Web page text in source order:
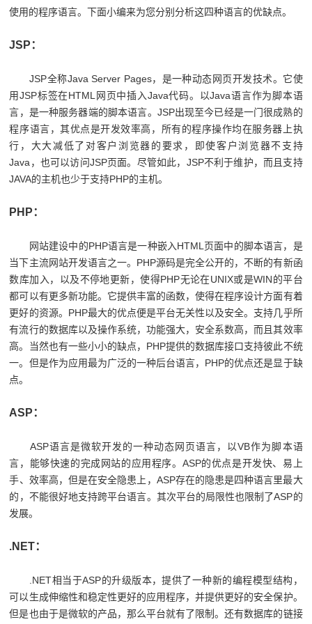
使用的程序语言。下面小编来为您分别分析这四种语言的优缺点。
JSP：
JSP全称Java Server Pages，是一种动态网页开发技术。它使
用JSP标签在HTML网页中插入Java代码。以Java语言作为脚本语
言，是一种服务器端的脚本语言。JSP出现至今已经是一门很成熟的
程序语言，其优点是开发效率高，所有的程序操作均在服务器上执
行，大大减低了对客户浏览器的要求，即使客户浏览器不支持
Java，也可以访问JSP页面。尽管如此，JSP不利于维护，而且支持
JAVA的主机也少于支持PHP的主机。
PHP：
网站建设中的PHP语言是一种嵌入HTML页面中的脚本语言，是
当下主流网站开发语言之一。PHP源码是完全公开的，不断的有新函
数库加入，以及不停地更新，使得PHP无论在UNIX或是WIN的平台
都可以有更多新功能。它提供丰富的函数，使得在程序设计方面有着
更好的资源。PHP最大的优点便是平台无关性以及安全。支持几乎所
有流行的数据库以及操作系统，功能强大，安全系数高，而且其效率
高。当然也有一些小小的缺点，PHP提供的数据库接口支持彼此不统
一。但是作为应用最为广泛的一种后台语言，PHP的优点还是显于缺
点。
ASP：
ASP语言是微软开发的一种动态网页语言，以VB作为脚本语
言，能够快速的完成网站的应用程序。ASP的优点是开发快、易上
手、效率高，但是在安全隐患上，ASP存在的隐患是四种语言里最大
的，不能很好地支持跨平台语言。其次平台的局限性也限制了ASP的
发展。
.NET：
.NET相当于ASP的升级版本，提供了一种新的编程模型结构，
可以生成伸缩性和稳定性更好的应用程序，并提供更好的安全保护。
但是也由于是微软的产品，那么平台就有了限制。还有数据库的链接